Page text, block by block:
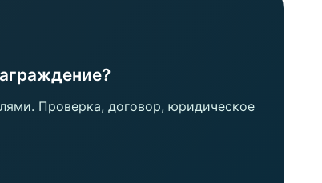
Проверка, договор, юридическое